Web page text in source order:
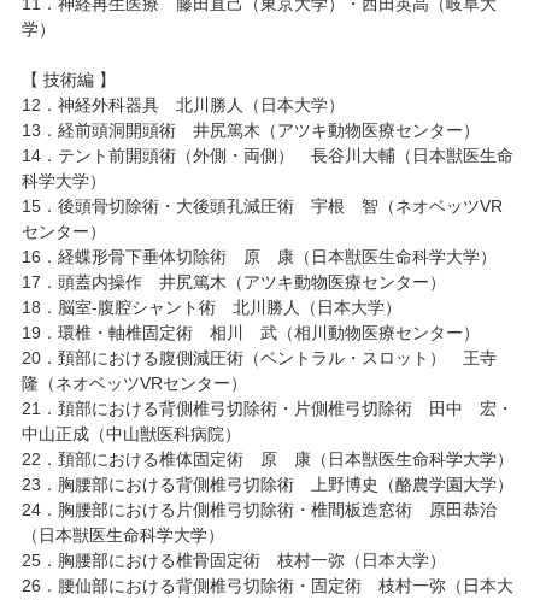
11．神経再生医療 藤田直己（東京大学）・西田英高（岐阜大
学）
【 技術編 】
12．神経外科器具 北川勝人（日本大学）
13．経前頭洞開頭術 井尻篤木（アツキ動物医療センター）
14．テント前開頭術（外側・両側） 長谷川大輔（日本獣医生命
科学大学）
15．後頭骨切除術・大後頭孔減圧術 宇根 智（ネオベッツVR
センター）
16．経蝶形骨下垂体切除術 原 康（日本獣医生命科学大学）
17．頭蓋内操作 井尻篤木（アツキ動物医療センター）
18．脳室-腹腔シャント術 北川勝人（日本大学）
19．環椎・軸椎固定術 相川 武（相川動物医療センター）
20．頚部における腹側減圧術（ベントラル・スロット） 王寺
隆（ネオベッツVRセンター）
21．頚部における背側椎弓切除術・片側椎弓切除術 田中 宏・
中山正成（中山獣医科病院）
22．頚部における椎体固定術 原 康（日本獣医生命科学大学）
23．胸腰部における背側椎弓切除術 上野博史（酪農学園大学）
24．胸腰部における片側椎弓切除術・椎間板造窓術 原田恭治
（日本獣医生命科学大学）
25．胸腰部における椎骨固定術 枝村一弥（日本大学）
26．腰仙部における背側椎弓切除術・固定術 枝村一弥（日本大